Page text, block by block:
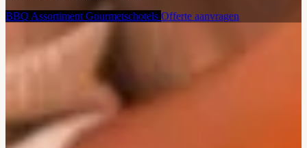
BBQ Assortiment Gourmetschotels Offerte aanvragen